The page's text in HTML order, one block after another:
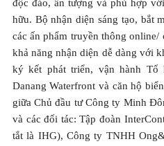
độc đáo, ấn tượng và phù hợp
hữu. Bộ nhận diện sáng tạo, bắt
các ấn phẩm truyền thông
khả năng nhận diện dễ dàng với
ký kết phát triển, vận hành Tổ
Danang Waterfront và căn hộ
giữa Chủ đầu tư Công ty Minh
và các đối tác: Tập đoàn
tắt là IHG), Công ty TNHH